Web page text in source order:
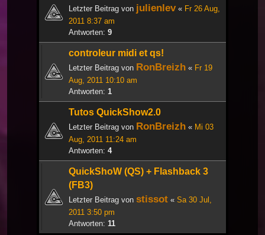
Letzter Beitrag von julienlev« Fr 26 Aug,
2011 8:37 am
Antworten: 9
controleur midi et qs!
Letzter Beitrag von RonBreizh « Fr 19
Aug, 2011 10:10 am
Antworten: 1
Tutos QuickShow2.0
Letzter Beitrag von RonBreizh « Mi 03
Aug, 2011 11:24 am
Antworten: 4
QuickShoW (QS) + Flashback 3
(FB3)
Letzter Beitrag von stissot « Sa 30 Jul,
2011 3:50 pm
Antworten: 11